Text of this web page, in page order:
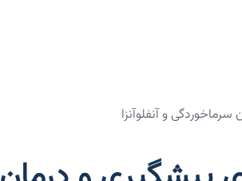
و آنفلوآنزا